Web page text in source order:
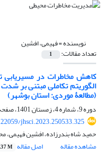
نویسنده =فهیمی، افشین
تعداد مقالات: 1
کاهش مخاطرات در مسیریابی
الگوریتم تکاملی مبتنی بر
(مطالعۀ موردی: استان بوشهر)
دوره 9، شماره 4، زمستان 1401، صفحه
jhsci.2023.250533.325
حمید شاه بندرزاده، افشین فهیمی،
مشاهده مقاله
اصل مقاله M